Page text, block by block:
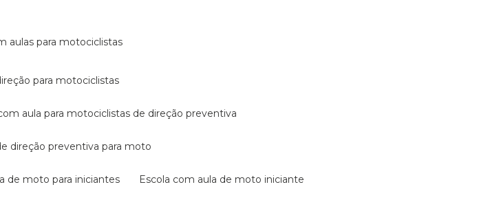
aulas para motociclistas
para motociclistas
com aula para motociclistas de direção preventiva
direção preventiva para moto
de moto para iniciantes escola com aula de moto iniciante